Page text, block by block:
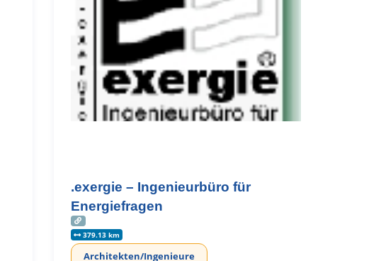
.exergie – Ingenieurbüro für
Energiefragen
379.13 km
Architekten/Ingenieure